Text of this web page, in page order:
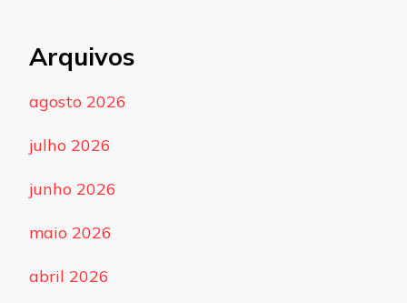
Arquivos
agosto 2026
julho 2026
junho 2026
maio 2026
abril 2026